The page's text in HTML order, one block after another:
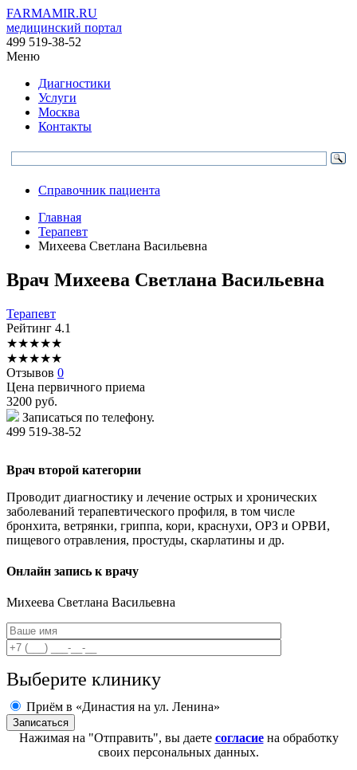
FARMAMIR.RU
медицинский портал
499 519-38-52
Меню
Диагностики
Услуги
Москва
Контакты
Справочник пациента
Главная
Терапевт
Михеева Светлана Васильевна
Врач Михеева Светлана Васильевна
Терапевт
Рейтинг 4.1
★★★★★
★★★★★
Отзывов 0
Цена первичного приема
3200 руб.
Записаться по телефону.
499 519-38-52
Врач второй категории
Проводит диагностику и лечение острых и хронических
заболеваний терапевтического профиля, в том числе
бронхита, ветрянки, гриппа, кори, краснухи, ОРЗ и ОРВИ,
пищевого отравления, простуды, скарлатины и др.
Онлайн запись к врачу
Михеева Светлана Васильевна
Выберите клинику
Приём в «Династия на ул. Ленина»
Нажимая на "Отправить", вы даете согласиена обработку
своих персональных данных.